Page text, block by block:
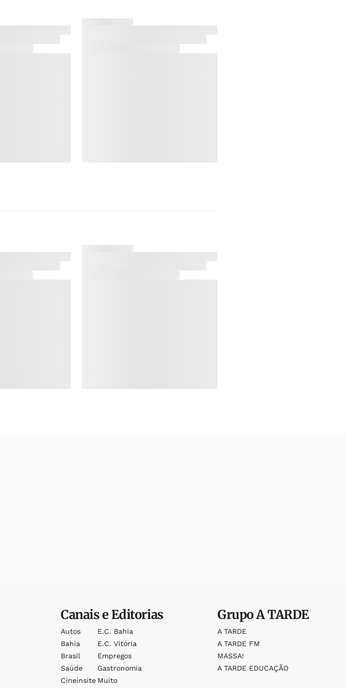
Canais e Editorias
Autos
Bahia
Brasil
Saúde
Cineinsite
E.c. Bahia
E.c. Vitória
Empregos
Gastronomia
Muito
GrupoA TARDE
A TARDE
A TARDE FM
MASSA!
A TARDE EDUCAÇÃO